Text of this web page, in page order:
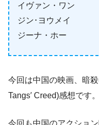
イヴァン・ワン
ジン･ヨウメイ
ジーナ・ホー
今回は中国の映画、暗
Tangs′ Creed)感想です。
今回も中国のアクショ